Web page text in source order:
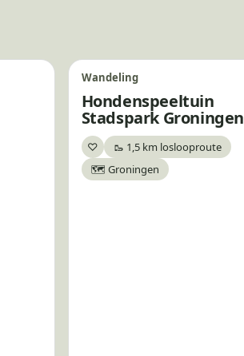
Wandeling
Hondenspeeltuin
Stadspark Groningen
♡Bewaar🥾 1,5 km loslooproute
🗺️ Groningen